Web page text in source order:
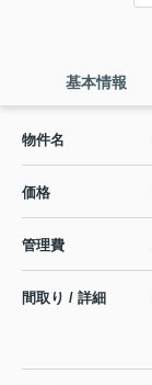
基本情報
物件名
価格
管理費
間取り / 詳細